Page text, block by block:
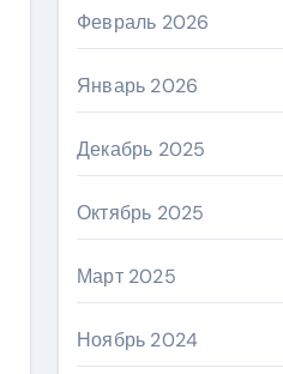
Февраль 2026
Январь 2026
Декабрь 2025
Октябрь 2025
Март 2025
Ноябрь 2024